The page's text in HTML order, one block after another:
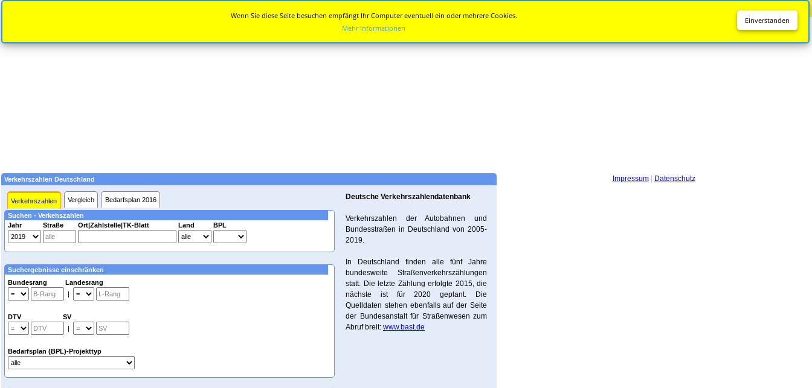
Verkehrszahlen Deutschland
Verkehrszahlen Vergleich Bedarfsplan 2016
Suchen - Verkehszahlen
Jahr
Straße Ort|Zählstelle|TK-Blatt Land BPL
Suchergebnisse einschränken
Bundesrang Landesrang
|
DTV SV
|
Bedarfsplan (BPL)-Projekttyp
Deutsche Verkehrszahlendatenbank
Verkehrszahlen der Autobahnen und
Bundesstraßen in Deutschland von 2005-
2019.
In Deutschland finden alle fünf Jahre
bundesweite Straßenverkehrszählungen
statt. Die letzte Zählung erfolgte 2015, die
nächste ist für 2020 geplant. Die
Quelldaten stehen ebenfalls auf der Seite
der Bundesanstalt für Straßenwesen zum
Abruf breit: www.bast.de
Impressum| Datenschutz
Einverstanden
Wenn Sie diese Seite besuchen empfängt Ihr Computer eventuell ein oder mehrere Cookies.
Mehr Informationen